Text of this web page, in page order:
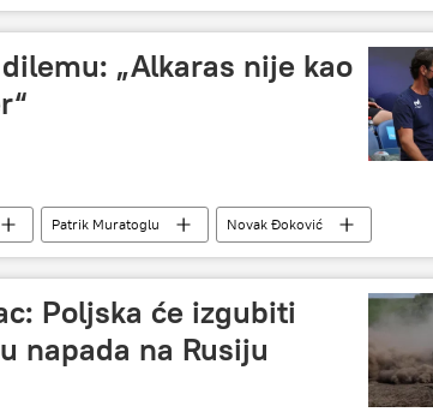
„Alkaras nije kao
Patrik Muratoglu
Novak Đoković
Rodžer Federer
Poljska će izgubiti
napada na Rusiju